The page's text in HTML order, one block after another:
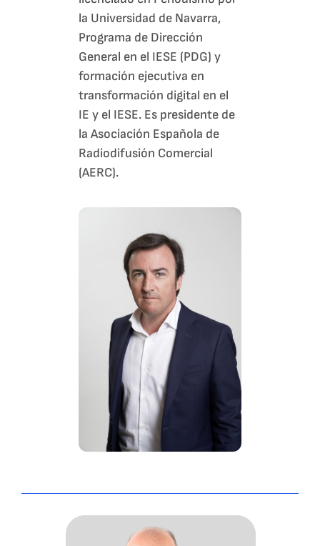
la Universidad de Navarra,
Programa de Dirección
General en el IESE (PDG) y
formación ejecutiva en
transformación digital en el
IE y el IESE. Es presidente de
la Asociación Española de
Radiodifusión Comercial
(AERC).